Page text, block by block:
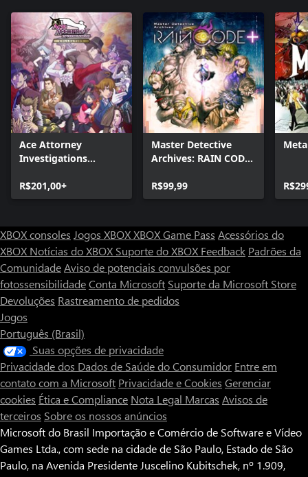
Ace Attorney
Investigations
R$201,00+
Master Detective
Archives: RAIN CODE
R$99,99
XBOX consoles Jogos XBOXXBOX Game Pass Acessórios do
XBOX Notícias do XBOX Suporte do XBOX Feedback Padrões da
ComunidadeAviso de potenciais convulsões por
fotossensibilidadeConta Microsoft Suporte da Microsoft Store
Devoluções Rastreamento de pedidos
Jogos
Português (Brasil)
Suas opções de privacidade
Privacidade dos Dados de Saúde do Consumidor Entre em
contato com a Microsoft Privacidade e Cookies Gerenciar
cookies Ética e Compliance Nota Legal Marcas Avisos de
terceiros Sobre os nossos anúncios
Microsoft do Brasil Importação e Comércio de Software e Vídeo
Games Ltda., com sede na cidade de São Paulo, Estado de São
Paulo, na Avenida Presidente Juscelino Kubitschek, nº 1.909,